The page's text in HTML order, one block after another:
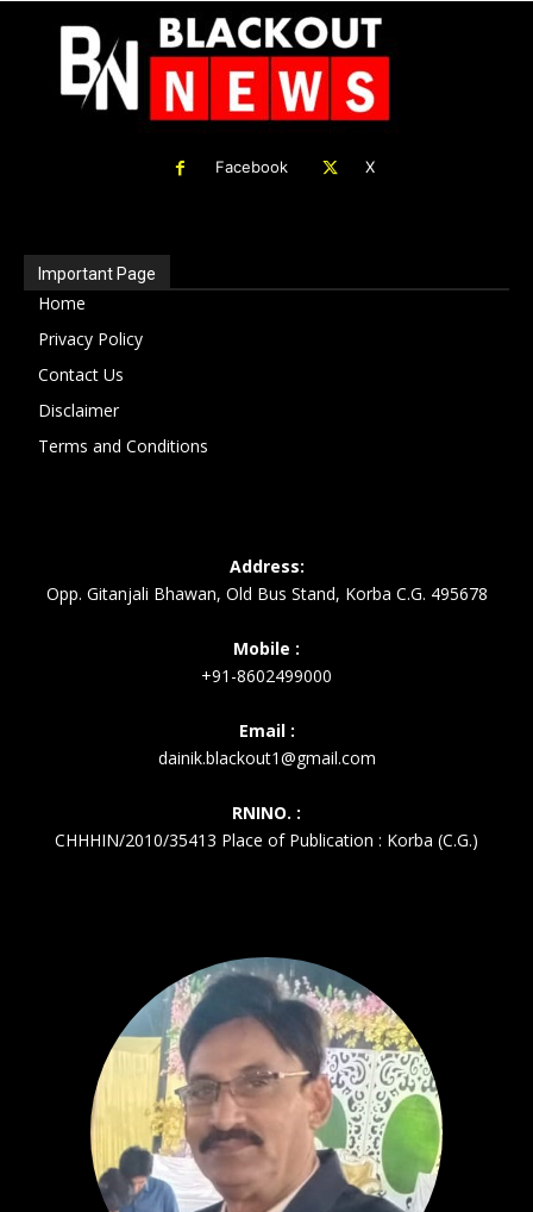
Facebook X
Important Page
Home
Privacy Policy
Contact Us
Disclaimer
Terms and Conditions
Address:
Opp. Gitanjali Bhawan, Old Bus Stand, Korba C.G. 495678
Mobile :
+91-8602499000
Email :
dainik.blackout1@gmail.com
RNINO. :
CHHHIN/2010/35413 Place of Publication : Korba (C.G.)